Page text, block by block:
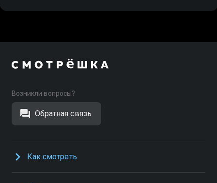
Возникли вопросы?
Обратная связь
Как смотреть